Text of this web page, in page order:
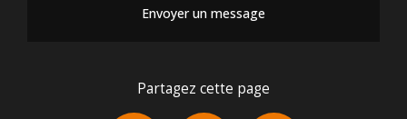
Envoyer un message
Partagez cette page